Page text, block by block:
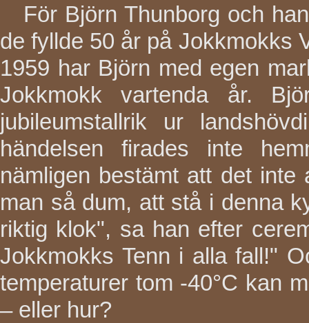
För Björn Thunborg och
de fyllde 50 år på Jokkmokks
1959 har Björn med egen
Jokkmokk vartenda år.
jubileumstallrik ur
händelsen firades inte
nämligen bestämt att det
man så dum, att stå i denna
riktig klok", sa han efter
Jokkmokks Tenn i alla fall!"
temperaturer tom -40°C kan
– eller hur?